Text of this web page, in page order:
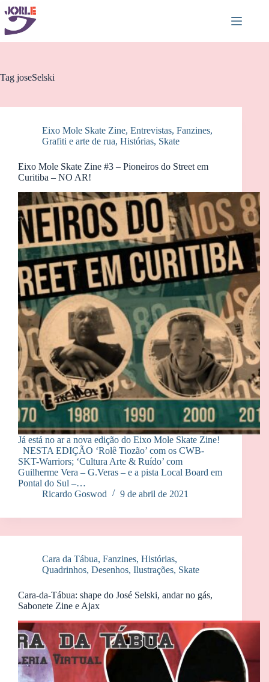
Pular
para
conteúdo
Tag joseSelski
Eixo Mole Skate Zine, Entrevistas, Fanzines,
Grafiti e arte de rua, Histórias, Skate
Eixo Mole Skate Zine #3 – Pioneiros do Street em
Curitiba – NO AR!
Já está no ar a nova edição do Eixo Mole Skate Zine!
NESTA EDIÇÃO ‘Rolê Tiozão’ com os CWB-
SKT-Warriors; ‘Cultura Arte & Ruído’ com
Guilherme Vera – G.Veras – e a pista Local Board em
Pontal do Sul –…
Ricardo Goswod
9 de abril de 2021
Cara da Tábua, Fanzines, Histórias,
Quadrinhos, Desenhos, Ilustrações, Skate
Cara-da-Tábua: shape do José Selski, andar no gás,
Sabonete Zine e Ajax